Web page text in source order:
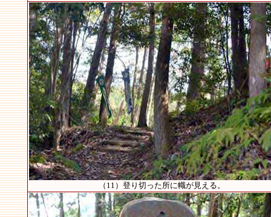
（11）登り切った所に幟が見える。